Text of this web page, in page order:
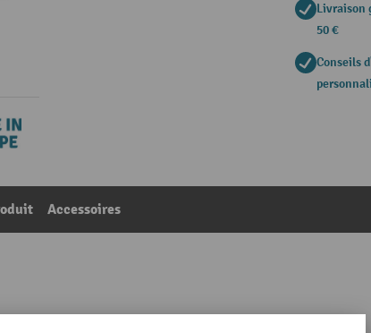
Livraison
50 €
Conseils
Accessoires
x 1 500 x 680 mm